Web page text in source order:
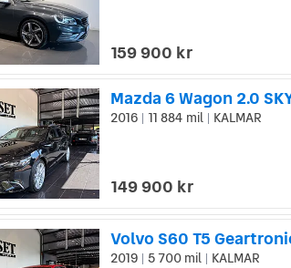
159 900 kr
Mazda 6 Wagon 2.0
2016 11 884 mil KALMAR
149 900 kr
Volvo S60 T5
2019 5 700 mil KALMAR